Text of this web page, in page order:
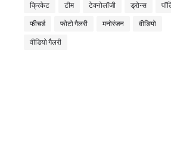
क्रिकेट टीम टेक्नोलॉजी ड्रोन्स
फीचर्ड फोटो गैलरी मनोरंजन वीडियो
वीडियो गैलरी